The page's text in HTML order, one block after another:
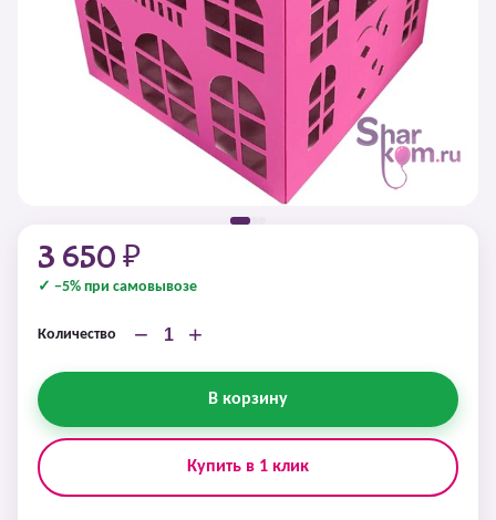
3 650 ₽
✓ −5% при самовывозе
Количество − +
В корзину
Купить в 1 клик